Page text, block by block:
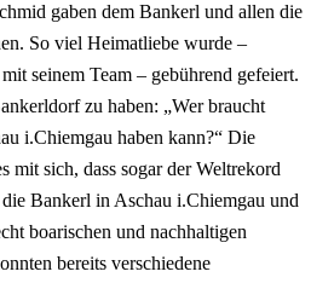
gaben dem Bankerl und allen die
So viel Heimatliebe wurde –
seinem Team – gebührend gefeiert.
zu haben: „Wer braucht
i.Chiemgau haben kann?“ Die
sich, dass sogar der Weltrekord
Bankerl in Aschau i.Chiemgau und
boarischen und nachhaltigen
bereits verschiedene